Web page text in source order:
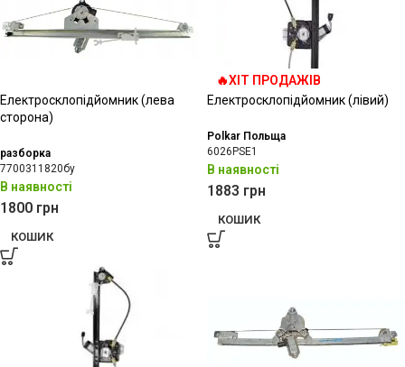
Електросклопідйомник (лева
сторона)
разборка
7700311820бу
В наявності
1800 грн
КОШИК
🔥ХІТ ПРОДАЖІВ
Електросклопідйомник (лівий)
Polkar Польща
6026PSE1
В наявності
1883 грн
КОШИК